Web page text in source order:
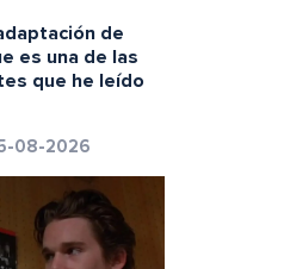
de
es una de las
que he leído
08-2026